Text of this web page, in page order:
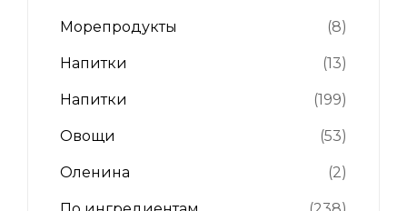
Морепродукты (8)
Напитки (13)
Напитки (199)
Овощи (53)
Оленина (2)